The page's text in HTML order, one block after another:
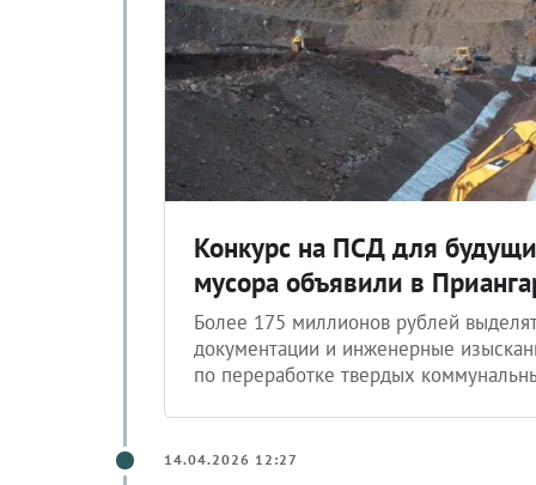
Конкурс на ПСД для
мусора объявили в
Более 175 миллионов рублей
документации и инженерные
по переработке твердых
14.04.2026 12:27